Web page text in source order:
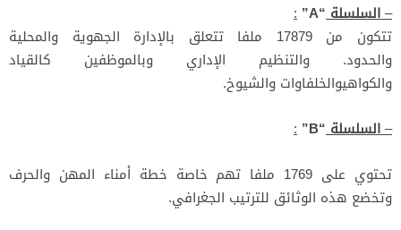
–السلسلة“A”
:
تتكون من 17879 ملفا تتعلق بالإدارة الجهوية والمحلية
والحدود. والتنظيم الإداري وبالموظفين كالقياد
والكواهيوالخلفاوات والشيوخ.
–السلسلة“B”
:
تحتوي على 1769 ملفا تهم خاصة خطة أمناء المهن والحرف
وتخضع هذه الوثائق للترتيب الجغرافي.